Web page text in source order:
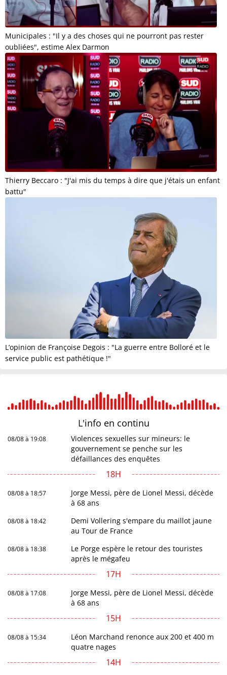
Municipales : "Il y a des choses qui ne pourront pas rester
oubliées", estime Alex Darmon
Thierry Beccaro : "J'ai mis du temps à dire que j'étais un enfant
battu"
L’opinion de Françoise Degois : "La guerre entre Bolloré et le
service public est pathétique !"
L'info en continu
08/08 à 19:08
Violences sexuelles sur mineurs: le
gouvernement se penche sur les
défaillances des enquêtes
18H
08/08 à 18:57
Jorge Messi, père de Lionel Messi, décède
à 68 ans
08/08 à 18:42
Demi Vollering s'empare du maillot jaune
au Tour de France
08/08 à 18:38
Le Porge espère le retour des touristes
après le mégafeu
17H
08/08 à 17:08
Jorge Messi, père de Lionel Messi, décède
à 68 ans
15H
08/08 à 15:34
Léon Marchand renonce aux 200 et 400 m
quatre nages
14H